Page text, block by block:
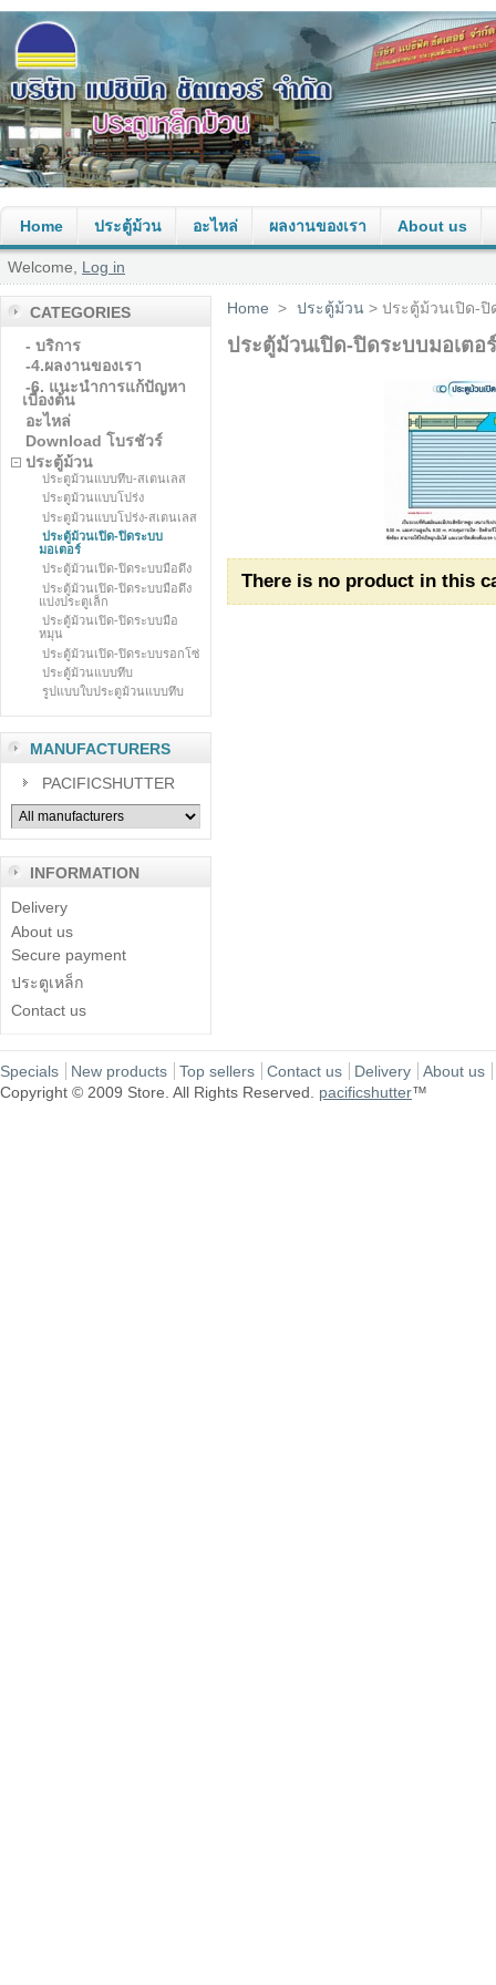
Home ประตู้ม้วน อะไหล่ ผลงานของเรา About us
Welcome, Log in
CATEGORIES
- บริการ
-4.ผลงานของเรา
-6. แนะนำการแก้ปัญหา
เบื้องต้น
อะไหล่
Download โบรชัวร์
ประตู้ม้วน
ประตูม้วนแบบทึบ-สเตนเลส
ประตูม้วนแบบโปร่ง
ประตูม้วนแบบโปร่ง-สเตนเลส
ประตู้ม้วนเปิด-ปิดระบบ
มอเตอร์
ประตู้ม้วนเปิด-ปิดระบบมือดึง
ประตู้ม้วนเปิด-ปิดระบบมือดึง
แบ่งประตูเล็ก
ประตู้ม้วนเปิด-ปิดระบบมือ
หมุน
ประตู้ม้วนเปิด-ปิดระบบรอกโซ่
ประตู้ม้วนแบบทึบ
รูปแบบใบประตูม้วนแบบทึบ
MANUFACTURERS
PACIFICSHUTTER
INFORMATION
Delivery
About us
Secure payment
ประตูเหล็ก
Contact us
Home > ประตู้ม้วน > ประตู้ม้วนเปิด-ปิ
ประตู้ม้วนเปิด-ปิดระบบมอเตอ
There is no product in this
Specials New products Top sellers Contact us Delivery
About us
Copyright © 2009 Store. All Rights Reserved. pacificshutter™